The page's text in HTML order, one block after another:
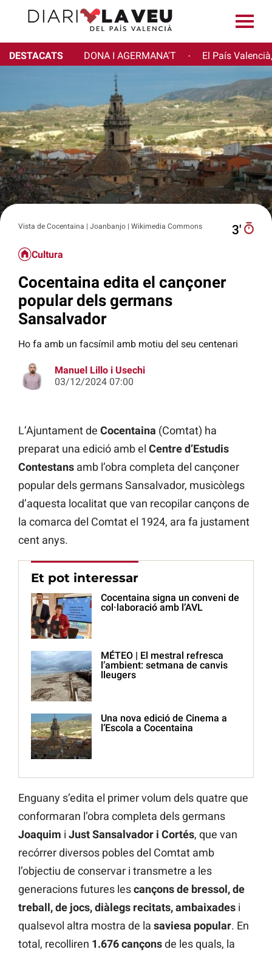
DESTACATS DONA I AGERMANA'T · El País
Vista de Cocentaina | Joanbanjo | Wikimedia Commons 3′
Cultura
Cocentaina edita el cançoner
popular dels germans
Sansalvador
Ho fa amb un facsímil amb motiu del seu centenari
Manuel Lillo i Usechi
03/12/2024 07:00
L’Ajuntament de Cocentaina (Comtat) ha
preparat una edició amb el Centre d’Estudis
Contestans amb l’obra completa del cançoner
popular dels germans Sansalvador, musicòlegs
d’aquesta localitat que van recopilar cançons de
la comarca del Comtat el 1924, ara fa justament
cent anys.
Et pot interessar
Cocentaina signa un conveni de
col·laboració amb l’AVL
MÉTEO | El mestral refresca
l’ambient: setmana de canvis
lleugers
Una nova edició de Cinema a
l’Escola a Cocentaina
Enguany s’edita el primer volum dels quatre que
conformaran l’obra completa dels germans
Joaquim i Just Sansalvador i Cortés, que van
recórrer diversos pobles del Comtat amb
l’objectiu de conservar i transmetre a les
generacions futures lescançons de bressol, de
treball, de jocs, diàlegs recitats, ambaixades i
qualsevol altra mostra de la saviesa popular. En
total, recolliren 1.676 cançonsde les quals, la